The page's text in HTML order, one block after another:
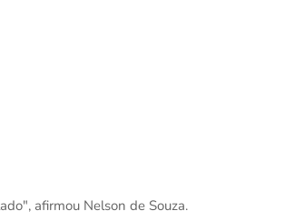
afirmou Nelson de Souza.